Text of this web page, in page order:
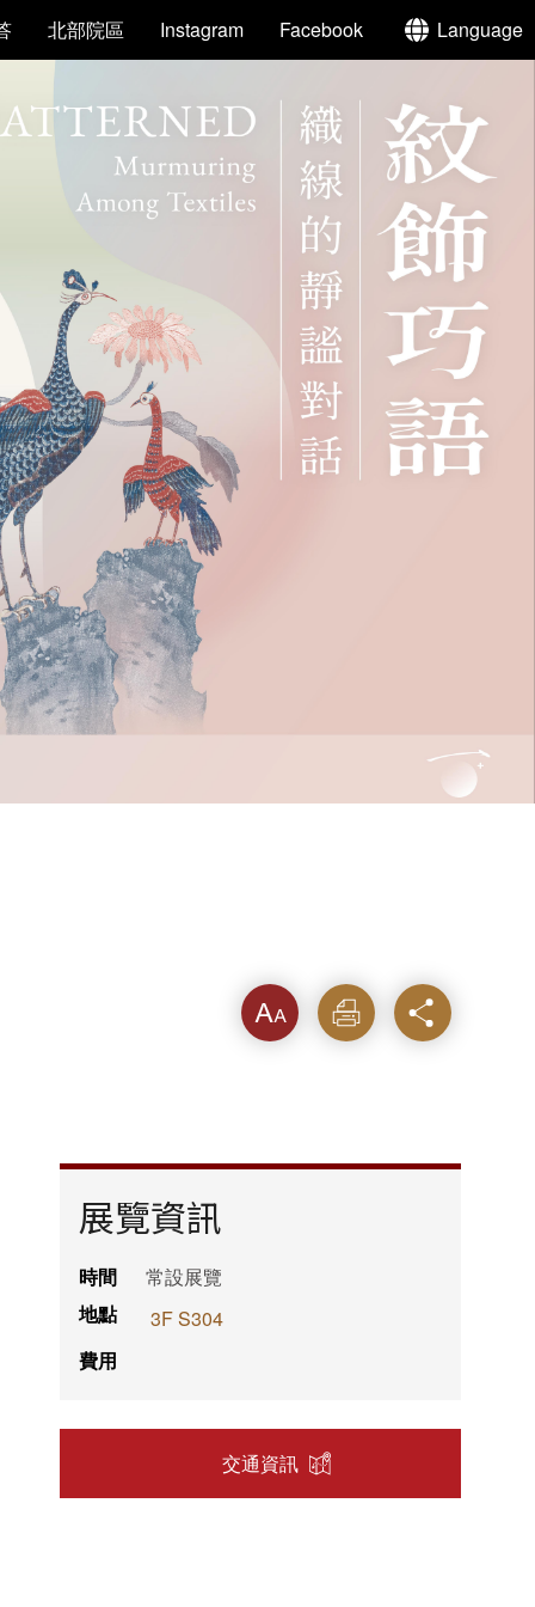
北部院區 Instagram Facebook Language
字級 列印 分享
展覽資訊
時間
常設展覽
地點
3F S304
費用
交通資訊